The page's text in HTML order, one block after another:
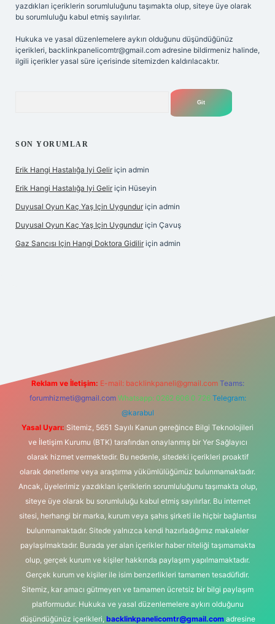
yazdıkları içeriklerin sorumluluğunu taşımakta olup, siteye üye olarak
bu sorumluluğu kabul etmiş sayılırlar.
Hukuka ve yasal düzenlemelere aykırı olduğunu düşündüğünüz
içerikleri, backlinkpanelicomtr@gmail.com adresine bildirmeniz halinde,
ilgili içerikler yasal süre içerisinde sitemizden kaldırılacaktır.
SON YORUMLAR
Erik Hangi Hastalığa Iyi Gelir için admin
Erik Hangi Hastalığa Iyi Gelir için Hüseyin
Duyusal Oyun Kaç Yaş Için Uygundur için admin
Duyusal Oyun Kaç Yaş Için Uygundur için Çavuş
Gaz Sancısı Için Hangi Doktora Gidilir için admin
Reklam ve İletişim: E-mail: backlinkpaneli@gmail.com Teams:
forumhizmeti@gmail.com Whatsapp: 0262 606 0 726 Telegram:
@karabul
Yasal Uyarı: Sitemiz, 5651 Sayılı Kanun gereğince Bilgi Teknolojileri
ve İletişim Kurumu (BTK) tarafından onaylanmış bir Yer Sağlayıcı
olarak hizmet vermektedir. Bu nedenle, sitedeki içerikleri proaktif
olarak denetleme veya araştırma yükümlülüğümüz bulunmamaktadır.
Ancak, üyelerimiz yazdıkları içeriklerin sorumluluğunu taşımakta olup,
siteye üye olarak bu sorumluluğu kabul etmiş sayılırlar. Bu internet
sitesi, herhangi bir marka, kurum veya şahıs şirketi ile hiçbir bağlantısı
bulunmamaktadır. Sitede yalnızca kendi hazırladığımız makaleler
paylaşılmaktadır. Burada yer alan içerikler haber niteliği taşımamakta
olup, gerçek kurum ve kişiler hakkında paylaşım yapılmamaktadır.
Gerçek kurum ve kişiler ile isim benzerlikleri tamamen tesadüfidir.
Sitemiz, kar amacı gütmeyen ve tamamen ücretsiz bir bilgi paylaşım
platformudur. Hukuka ve yasal düzenlemelere aykırı olduğunu
düşündüğünüz içerikleri, backlinkpanelicomtr@gmail.comadresine